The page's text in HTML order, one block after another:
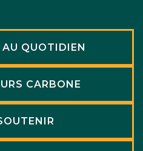
AU QUOTIDIEN
CARBONE